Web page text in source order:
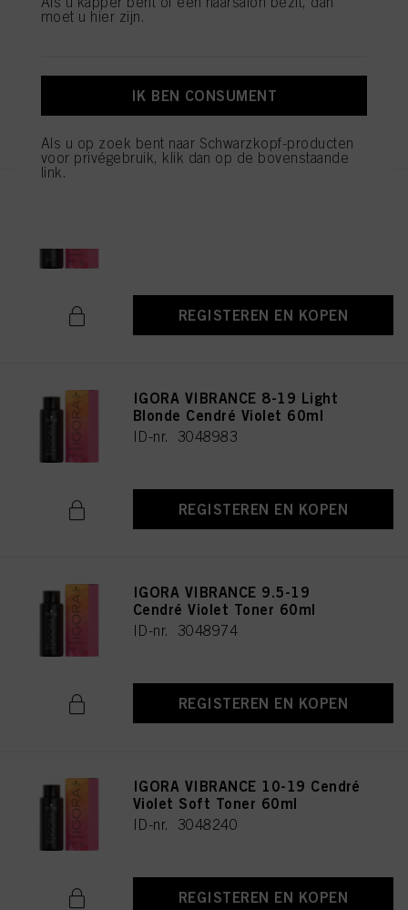
IGORA VIBRANCE 5-16 Light
Brown Cendré Chocolate 60ml
REGISTEREN EN KOPEN
REGISTEREN EN KOPEN
IGORA VIBRANCE 8-19 Light
Blonde Cendré Violet 60ml
ID-nr. 3048983
REGISTEREN EN KOPEN
IGORA VIBRANCE 9.5-19
Cendré Violet Toner 60ml
ID-nr. 3048974
REGISTEREN EN KOPEN
IGORA VIBRANCE 10-19 Cendré
Violet Soft Toner 60ml
ID-nr. 3048240
REGISTEREN EN KOPEN
moet u hier zijn.
IK BEN CONSUMENT
Als u op zoek bent naar Schwarzkopf-producten
voor privégebruik, klik dan op de bovenstaande
link.